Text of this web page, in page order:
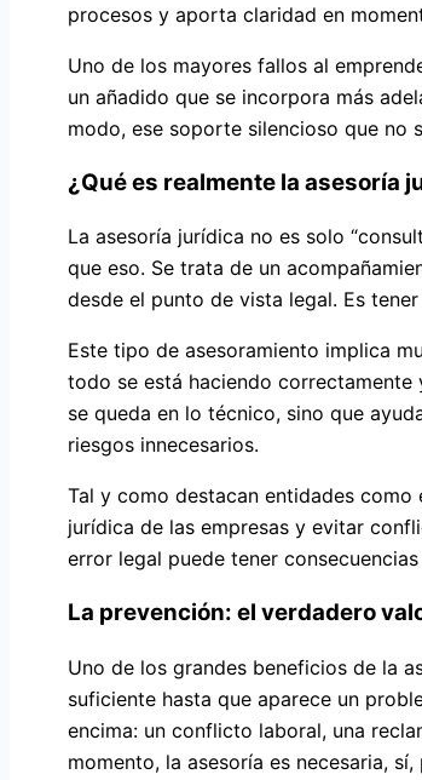
procesos y aporta claridad en
Uno de los mayores fallos al
un añadido que se incorpora más
modo, ese soporte silencioso que no
¿Qué es realmente la asesoría
La asesoría jurídica no es solo
que eso. Se trata de un
desde el punto de vista legal. Es
Este tipo de asesoramiento implica
todo se está haciendo correctamente
se queda en lo técnico, sino que
riesgos innecesarios.
Tal y como destacan entidades como
jurídica de las empresas y evitar
error legal puede tener
La prevención: el verdadero
Uno de los grandes beneficios de la
suficiente hasta que aparece un
encima: un conflicto laboral, una
momento, la asesoría es necesaria,